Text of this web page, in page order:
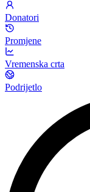
Donatori
Promjene
Vremenska crta
Podrijetlo